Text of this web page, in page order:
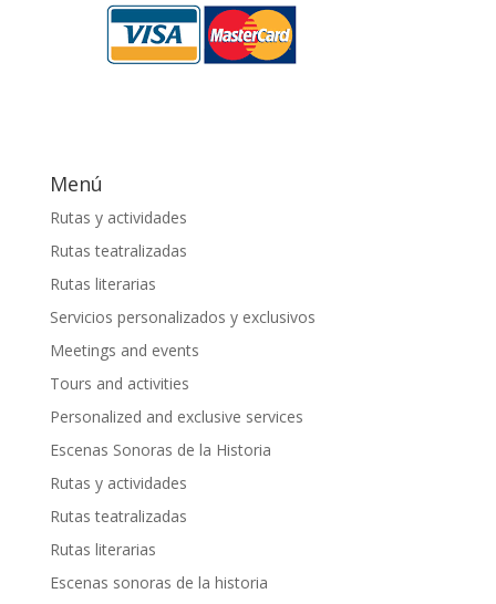
Menú
Rutas y actividades
Rutas teatralizadas
Rutas literarias
Servicios personalizados y exclusivos
Meetings and events
Tours and activities
Personalized and exclusive services
Escenas Sonoras de la Historia
Rutas y actividades
Rutas teatralizadas
Rutas literarias
Escenas sonoras de la historia